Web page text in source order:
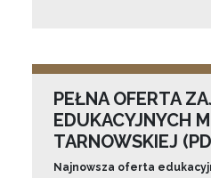
PEŁNA OFERTA
EDUKACYJNYCH
TARNOWSKIEJ
Najnowsza oferta